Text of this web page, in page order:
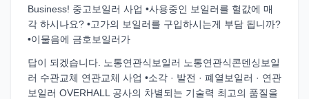
Business! 중고보일러 사업 •사용중인 보일러를 헐값에 매
각 하시나요? •고가의 보일러를 구입하시는게 부담 됩니까?
•이물음에 금호보일러가
답이 되겠습니다. 노통연관식보일러 노통연관식콘덴싱보일
러 수관교체 연관교체 사업 •소각 · 발전 · 폐열보일러 · 연관
보일러 OVERHALL 공사의 차별되는 기술력 최고의 품질을